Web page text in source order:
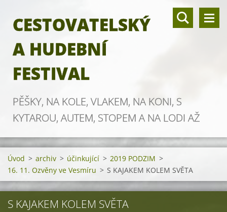
CESTOVATELSKÝ
A HUDEBNÍ
FESTIVAL
PĚŠKY, NA KOLE, VLAKEM, NA KONI, S
KYTAROU, AUTEM, STOPEM A NA LODI AŽ
ZA OBZOR
Úvod > archiv > účinkující > 2019 PODZIM >
16. 11. Ozvěny ve Vesmíru > S KAJAKEM KOLEM SVĚTA
S KAJAKEM KOLEM SVĚTA